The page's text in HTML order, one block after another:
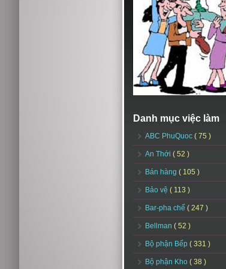
Danh mục việc làm
ABC PhuQuoc ( 75 )
An Thới ( 52 )
Bán hàng ( 105 )
Bảo vệ ( 113 )
Bar-pha chế ( 247 )
Bellman ( 52 )
Bộ phận Bếp ( 331 )
Bộ phận Kho ( 38 )